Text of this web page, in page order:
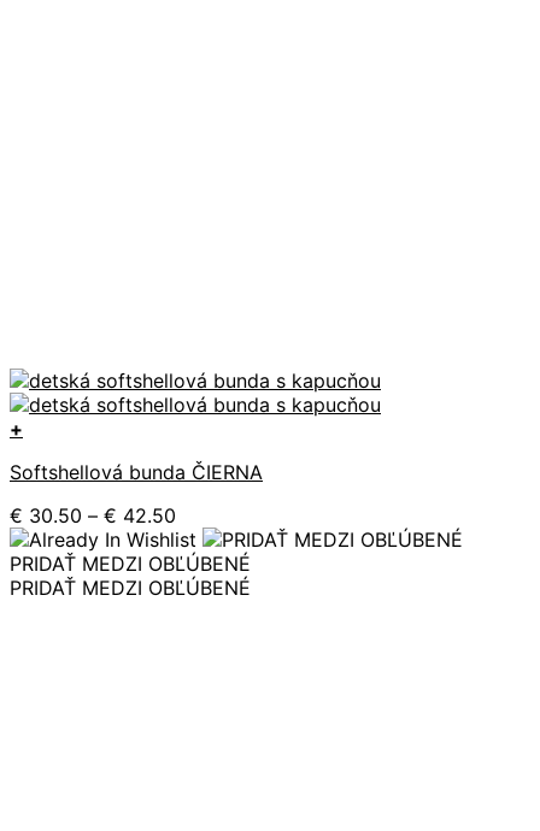
+
produkt
viacero
variantov.
Možnosti
si
Softshellová bunda ČIERNA
€ 30.50 – € 42.50
range:
€ 30.50
through
PRIDAŤ MEDZI OBĽÚBENÉ
PRIDAŤ MEDZI OBĽÚBENÉ